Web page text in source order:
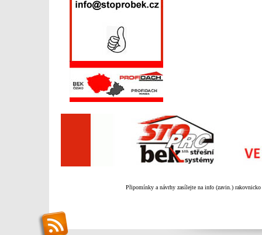
Připomínky a návrhy zasílejte na info (zavin.) rakovnicko